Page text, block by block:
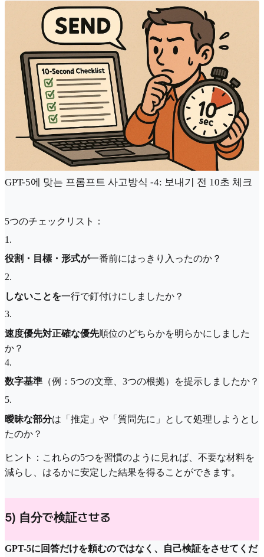
GPT-5에 맞는 프롬프트 사고방식 -4: 보내기 전 10초 체크
5つのチェックリスト：
1 .
役割・目標・形式が一番前にはっきり入ったのか？
2.
しないことを一行で釘付けにしましたか？
3.
速度優先対正確な優先順位のどちらかを明らかにしました
か？
4.
数字基準 （例：5つの文章、3つの根拠）を提示しましたか？
5.
曖昧な部分は「推定」や「質問先に」として処理しようとし
たのか？
ヒント：これらの5つを習慣のように見れば、不要な材料を
減らし、はるかに安定した結果を得ることができます。
5) 自分で検証させる
GPT-5に回答だけを頼むのではなく、自己検証をさせてくだ